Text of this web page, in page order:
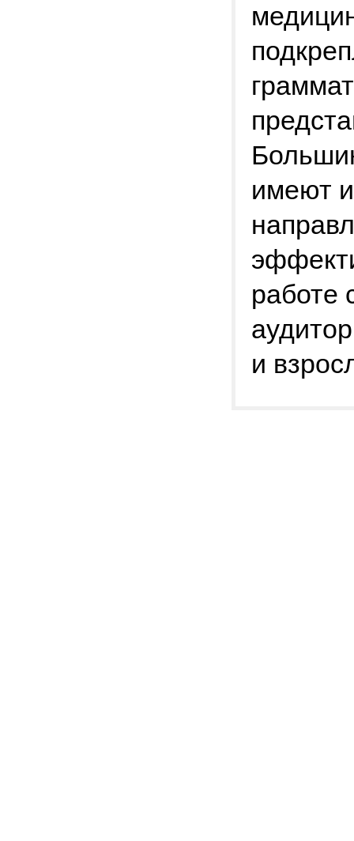
имеют
работе
и